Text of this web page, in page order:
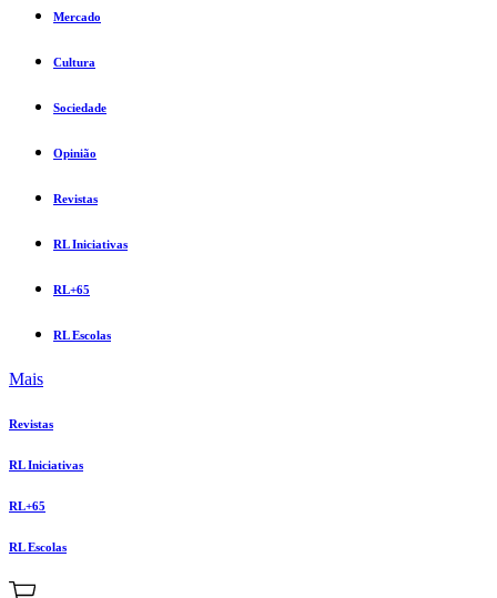
Mercado
Cultura
Sociedade
Opinião
Revistas
RL Iniciativas
RL+65
RL Escolas
Mais
Revistas
RL Iniciativas
RL+65
RL Escolas